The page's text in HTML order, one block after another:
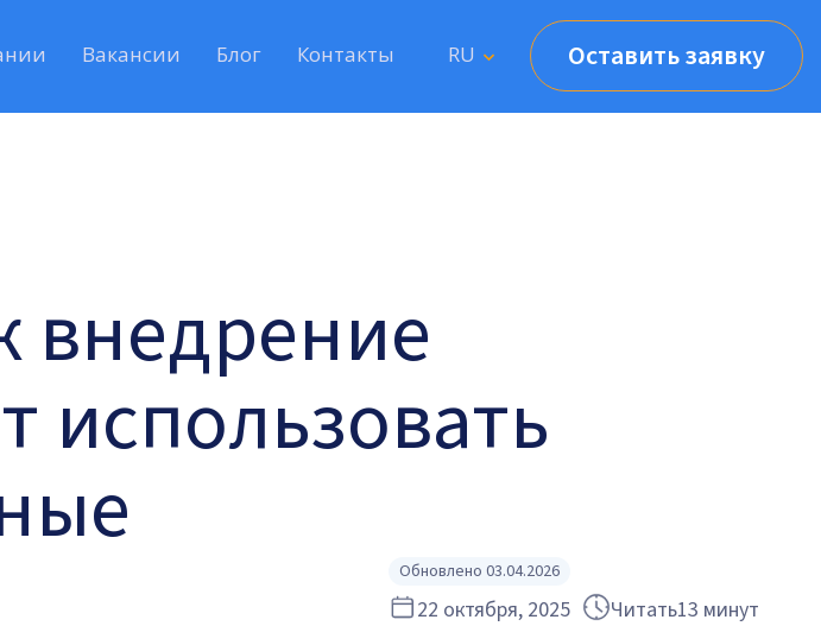
Вакансии Блог Контакты RU Оставить заявку
внедрение
использовать
Обновлено 03.04.2026
22 октября, 2025 Читать13 минут